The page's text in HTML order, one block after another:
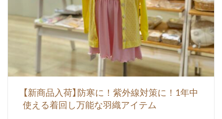
【新商品入荷】防寒に！紫外線対策に！1年中
使える着回し万能な羽織アイテム